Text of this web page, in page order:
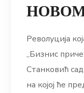
Револуција
„Бизнис
Станковић
на којој ће